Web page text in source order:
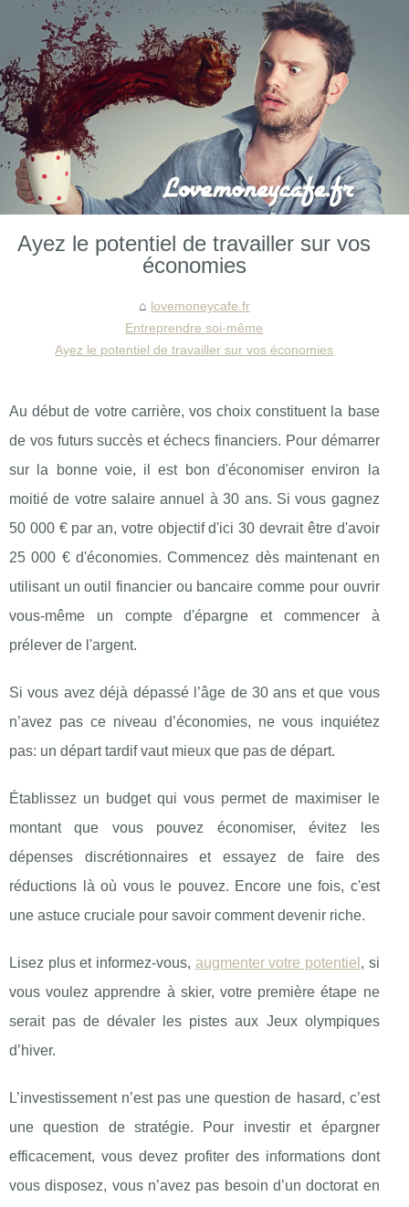
Ayez le potentiel de travailler sur vos
économies
lovemoneycafe.fr
Entreprendre soi-même
Ayez le potentiel de travailler sur vos économies
Au début de votre carrière, vos choix constituent la base
de vos futurs succès et échecs financiers. Pour démarrer
sur la bonne voie, il est bon d'économiser environ la
moitié de votre salaire annuel à 30 ans. Si vous gagnez
50 000 € par an, votre objectif d'ici 30 devrait être d'avoir
25 000 € d'économies. Commencez dès maintenant en
utilisant un outil financier ou bancaire comme pour ouvrir
vous-même un compte d'épargne et commencer à
prélever de l'argent.
Si vous avez déjà dépassé l’âge de 30 ans et que vous
n’avez pas ce niveau d’économies, ne vous inquiétez
pas: un départ tardif vaut mieux que pas de départ.
Établissez un budget qui vous permet de maximiser le
montant que vous pouvez économiser, évitez les
dépenses discrétionnaires et essayez de faire des
réductions là où vous le pouvez. Encore une fois, c'est
une astuce cruciale pour savoir comment devenir riche.
Lisez plus et informez-vous, augmenter votre potentiel , si
vous voulez apprendre à skier, votre première étape ne
serait pas de dévaler les pistes aux Jeux olympiques
d’hiver.
L’investissement n’est pas une question de hasard, c’est
une question de stratégie. Pour investir et épargner
efficacement, vous devez profiter des informations dont
vous disposez, vous n’avez pas besoin d’un doctorat en